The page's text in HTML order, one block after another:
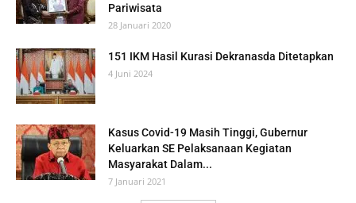
Pariwisata
28 Januari 2020
151 IKM Hasil Kurasi Dekranasda Ditetapkan
4 Juni 2024
Kasus Covid-19 Masih Tinggi, Gubernur
Keluarkan SE Pelaksanaan Kegiatan
Masyarakat Dalam...
7 Januari 2021